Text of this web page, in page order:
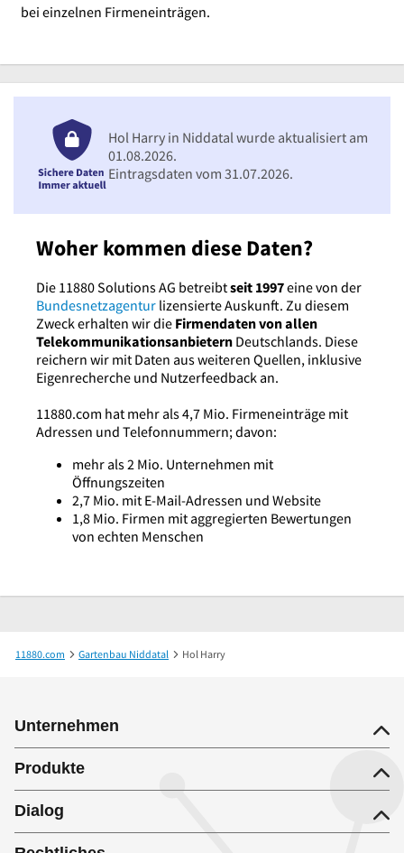
bei einzelnen Firmeneinträgen.
Woher kommen diese Daten?
Die 11880 Solutions AG betreibtseit 1997eine von der
Bundesnetzagentur lizensierte Auskunft. Zu diesem
Zweck erhalten wir die Firmendaten von allen
Telekommunikationsanbietern Deutschlands. Diese
reichern wir mit Daten aus weiteren Quellen, inklusive
Eigenrecherche und Nutzerfeedback an.
11880.com hat mehr als 4,7 Mio. Firmeneinträge mit
Adressen und Telefonnummern; davon:
mehr als 2 Mio. Unternehmen mit
Öffnungszeiten
2,7 Mio. mit E-Mail-Adressen und Website
1,8 Mio. Firmen mit aggregierten Bewertungen
von echten Menschen
Hol Harry in Niddatal wurde aktualisiert am
01.08.2026.
Eintragsdaten vom 31.07.2026.
11880.com Gartenbau Niddatal Hol Harry
Unternehmen
Produkte
Dialog